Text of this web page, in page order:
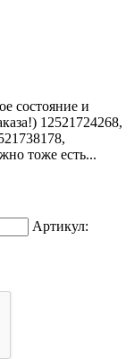
состояние и
12521724268,
тоже есть...
Артикул: